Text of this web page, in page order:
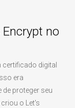
no
digital
era
de proteger seu
o Let's